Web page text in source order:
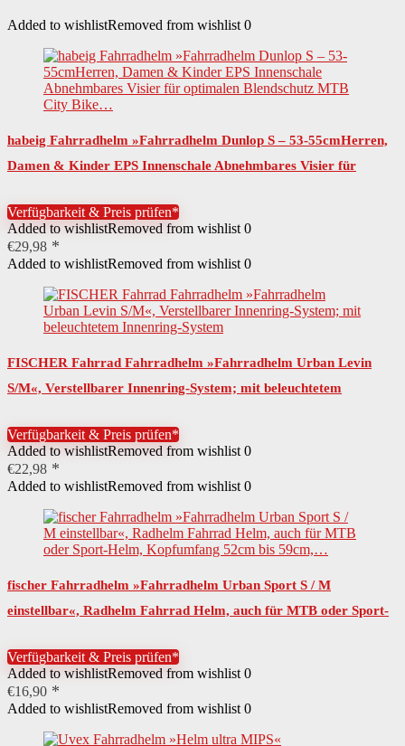
Added to wishlistRemoved from wishlist 0
habeig Fahrradhelm »Fahrradhelm Dunlop S – 53-55cmHerren,
Damen & Kinder EPS Innenschale Abnehmbares Visier für
Verfügbarkeit & Preis prüfen*
Added to wishlistRemoved from wishlist 0
€29,98
Added to wishlistRemoved from wishlist 0
FISCHER Fahrrad Fahrradhelm »Fahrradhelm Urban Levin
S/M«, Verstellbarer Innenring-System; mit beleuchtetem
Verfügbarkeit & Preis prüfen*
Added to wishlistRemoved from wishlist 0
€22,98
Added to wishlistRemoved from wishlist 0
fischer Fahrradhelm »Fahrradhelm Urban Sport S / M
einstellbar«, Radhelm Fahrrad Helm, auch für MTB oder Sport-
Verfügbarkeit & Preis prüfen*
Added to wishlistRemoved from wishlist 0
€16,90
Added to wishlistRemoved from wishlist 0